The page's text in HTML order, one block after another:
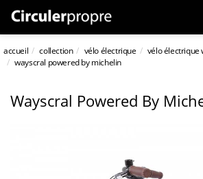
accueil collection vélo électrique
vélo électrique
wayscral powered by michelin
Wayscral Powered By